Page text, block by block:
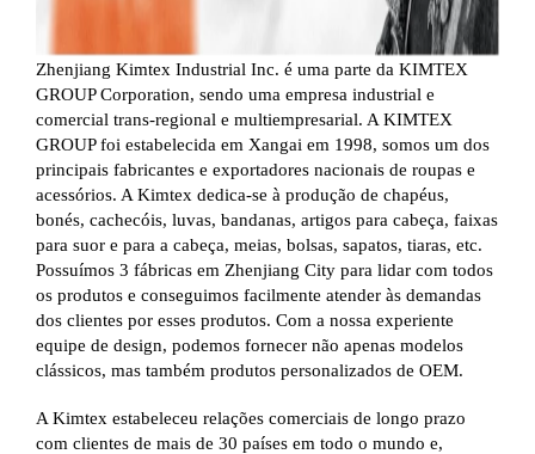
Zhenjiang Kimtex Industrial Inc. é uma parte da KIMTEX
GROUP Corporation, sendo uma empresa industrial e
comercial trans-regional e multiempresarial. A KIMTEX
GROUP foi estabelecida em Xangai em 1998, somos um dos
principais fabricantes e exportadores nacionais de roupas e
acessórios. A Kimtex dedica-se à produção de chapéus,
bonés, cachecóis, luvas, bandanas, artigos para cabeça, faixas
para suor e para a cabeça, meias, bolsas, sapatos, tiaras, etc.
Possuímos 3 fábricas em Zhenjiang City para lidar com todos
os produtos e conseguimos facilmente atender às demandas
dos clientes por esses produtos. Com a nossa experiente
equipe de design, podemos fornecer não apenas modelos
clássicos, mas também produtos personalizados de OEM.
A Kimtex estabeleceu relações comerciais de longo prazo
com clientes de mais de 30 países em todo o mundo e,